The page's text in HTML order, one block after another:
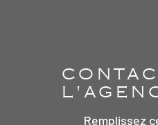
Remplissez